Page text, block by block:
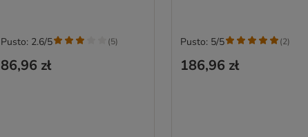
86,96 zł
Pusto: 2.6/5 (5)
186,96 zł
Pusto: 5/5 (2)